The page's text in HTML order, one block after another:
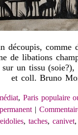
découpis, comme
de libations
un tissu
et coll. Bruno
, Paris populaire
|
, taches, canivet